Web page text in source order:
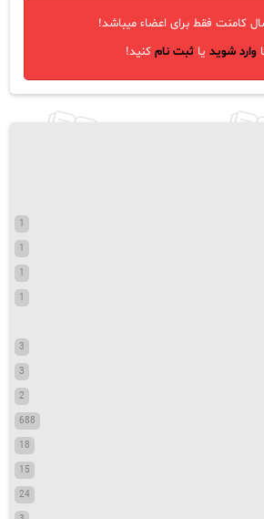
کامنت فقط برای اعضاء میباشد!
وارد شوید یاثبت نام کنید!
1
1
1
1
3
3
2
688
18
15
24